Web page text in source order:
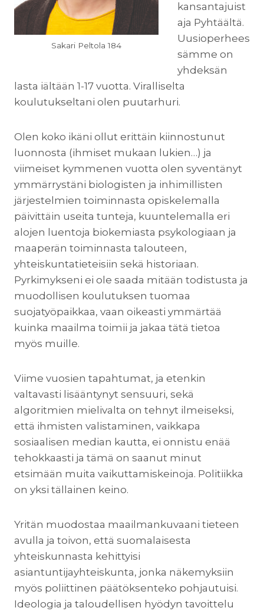
Sakari Peltola 184
kansantajuist
aja Pyhtäältä.
Uusioperhees
sämme on
yhdeksän
lasta iältään 1-17 vuotta. Viralliselta
koulutukseltani olen puutarhuri.
Olen koko ikäni ollut erittäin kiinnostunut
luonnosta (ihmiset mukaan lukien…) ja
viimeiset kymmenen vuotta olen syventänyt
ymmärrystäni biologisten ja inhimillisten
järjestelmien toiminnasta opiskelemalla
päivittäin useita tunteja, kuuntelemalla eri
alojen luentoja biokemiasta psykologiaan ja
maaperän toiminnasta talouteen,
yhteiskuntatieteisiin sekä historiaan.
Pyrkimykseni ei ole saada mitään todistusta ja
muodollisen koulutuksen tuomaa
suojatyöpaikkaa, vaan oikeasti ymmärtää
kuinka maailma toimii ja jakaa tätä tietoa
myös muille.
Viime vuosien tapahtumat, ja etenkin
valtavasti lisääntynyt sensuuri, sekä
algoritmien mielivalta on tehnyt ilmeiseksi,
että ihmisten valistaminen, vaikkapa
sosiaalisen median kautta, ei onnistu enää
tehokkaasti ja tämä on saanut minut
etsimään muita vaikuttamiskeinoja. Politiikka
on yksi tällainen keino.
Yritän muodostaa maailmankuvaani tieteen
avulla ja toivon, että suomalaisesta
yhteiskunnasta kehittyisi
asiantuntijayhteiskunta, jonka näkemyksiin
myös poliittinen päätöksenteko pohjautuisi.
Ideologia ja taloudellisen hyödyn tavoittelu